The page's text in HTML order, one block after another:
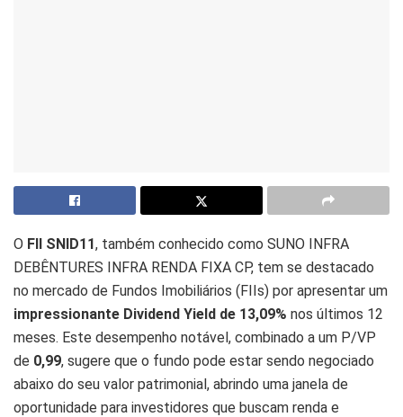
O FII SNID11, também conhecido como SUNO INFRA
DEBÊNTURES INFRA RENDA FIXA CP, tem se destacado
no mercado de Fundos Imobiliários (FIIs) por apresentar um
impressionante Dividend Yield de 13,09% nos últimos 12
meses. Este desempenho notável, combinado a um P/VP
de 0,99, sugere que o fundo pode estar sendo negociado
abaixo do seu valor patrimonial, abrindo uma janela de
oportunidade para investidores que buscam renda e